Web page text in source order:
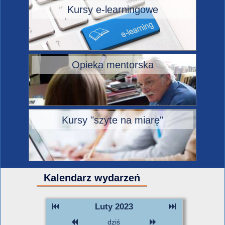
Kursy e-learningowe
Opieka mentorska
Kursy "szyte na miarę"
Kalendarz wydarzeń
Luty 2023
dziś